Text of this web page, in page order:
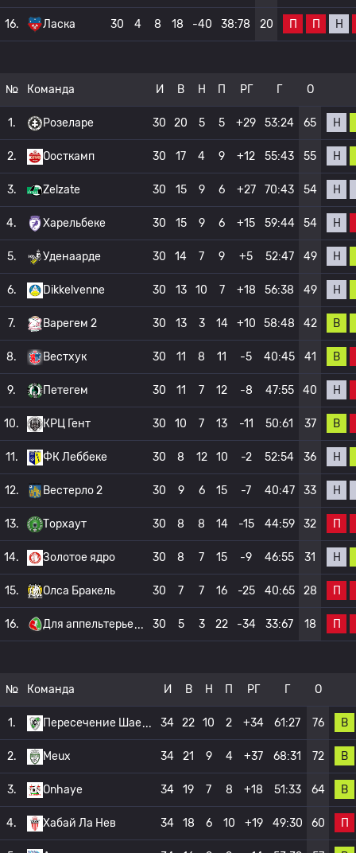
16. Ласка 30 4 8 18 -40 38:78 20 П П Н
№ Команда И В Н П РГ Г О
1. Розеларе 30 20 5 5 +29 53:24 65 Н
2. Оосткамп 30 17 4 9 +12 55:43 55 Н
3. Zelzate 30 15 9 6 +27 70:43 54 Н
4. Харельбеке 30 15 9 6 +15 59:44 54 Н
5. Уденаарде 30 14 7 9 +5 52:47 49 Н
6. Dikkelvenne 30 13 10 7 +18 56:38 49 Н
7. Варегем 2 30 13 3 14 +10 58:48 42 В
8. Вестхук 30 11 8 11 -5 40:45 41 В
9. Петегем 30 11 7 12 -8 47:55 40 Н
10. КРЦ Гент 30 10 7 13 -11 50:61 37 В
11. ФК Леббеке 30 8 12 10 -2 52:54 36 Н
12. Вестерло 2 30 9 6 15 -7 40:47 33 Н
13. Торхаут 30 8 8 14 -15 44:59 32 П
14. Золотое ядро 30 8 7 15 -9 46:55 31 Н
15. Олса Бракель 30 7 7 16 -25 40:65 28 П
16. Для аппельтерье 30 5 3 22 -34 33:67 18 П
№ Команда И В Н П РГ Г О
1. Пересечение Шае 34 22 10 2 +34 61:27 76 В
2. Meux 34 21 9 4 +37 68:31 72 В
3. Onhaye 34 19 7 8 +18 51:33 64 В
4. Хабай Ла Нев 34 18 6 10 +19 49:30 60 П